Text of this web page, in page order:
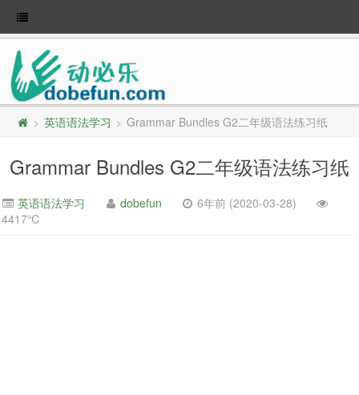
> 英语语法学习 > Grammar Bundles G2二年级语法练习纸
Grammar Bundles G2二年级语法练习纸
英语语法学习 dobefun
6年前 (2020-03-28)
4417℃